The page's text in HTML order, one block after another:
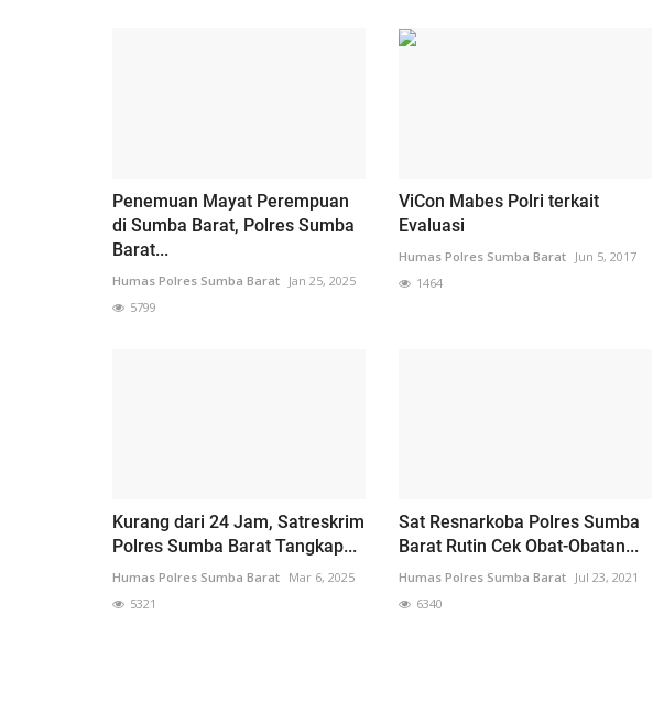
Penemuan Mayat Perempuan
di Sumba Barat, Polres Sumba
Barat...
Humas Polres Sumba Barat Jan 25, 2025
5799
ViCon Mabes Polri terkait
Evaluasi
Humas Polres Sumba Barat
Jun 5, 2017
1464
Kurang dari 24 Jam, Satreskrim
Polres Sumba Barat Tangkap...
Humas Polres Sumba Barat Mar 6, 2025
5321
Sat Resnarkoba Polres Sumba
Barat Rutin Cek Obat-Obatan...
Humas Polres Sumba Barat
Jul 23, 2021
6340